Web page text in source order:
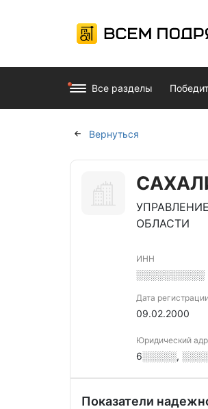
Все разделы
Вернуться
ОБЛАСТИ
ИНН
░░░░░░░░░░
Дата
09.02.2000
Юридический
6░░░░░,
Показатели